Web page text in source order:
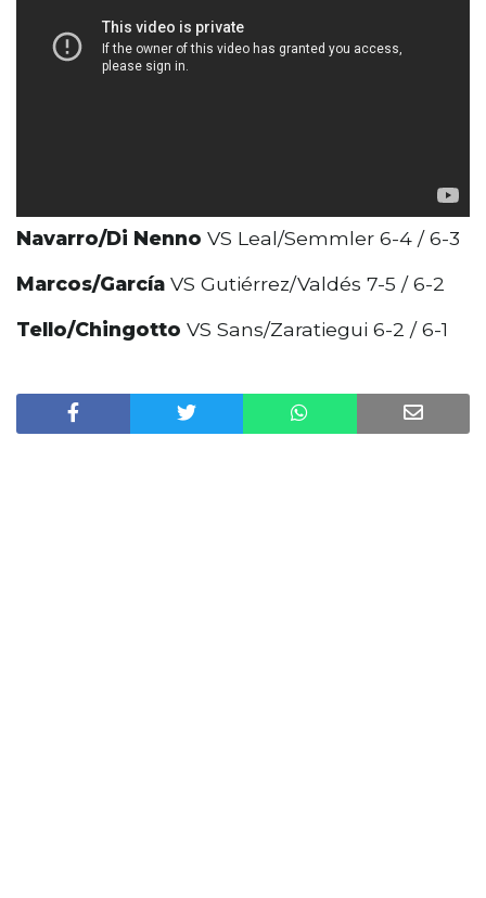
Navarro/Di Nenno VS Leal/Semmler 6-4 / 6-3
Marcos/García VS Gutiérrez/Valdés 7-5 / 6-2
Tello/Chingotto VS Sans/Zaratiegui 6-2 / 6-1